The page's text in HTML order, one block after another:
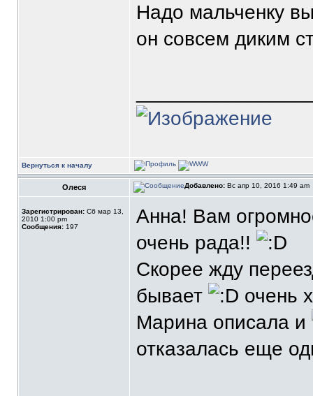
Надо мальченку
он совсем диким
Вернуться к началу
Олеся Добавлено: Вс апр 10, 2016 1:49 am
Зарегистрирован: Сб мар 13,
2010 1:00 pm
Сообщения: 197
Анна! Вам
очень рада!!
Скорее жду
бывает
очень
Марина описала и
отказалась еще